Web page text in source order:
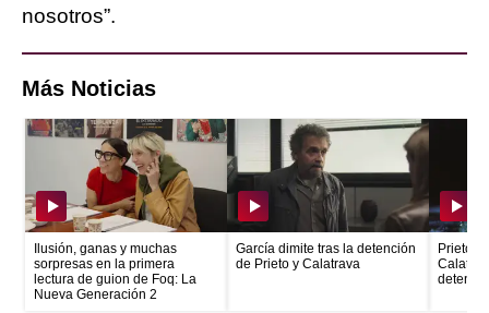
nosotros”.
Más Noticias
Ilusión, ganas y muchas
sorpresas en la primera
lectura de guion de Foq: La
Nueva Generación 2
García dimite tras la detención
de Prieto y Calatrava
Prieto